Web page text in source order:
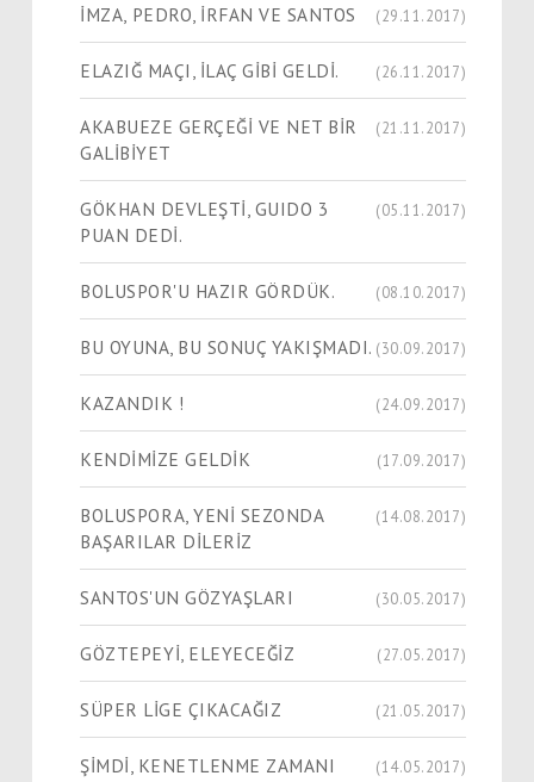
İMZA, PEDRO, İRFAN VE SANTOS (29.11.2017)
ELAZIĞ MAÇI, İLAÇ GİBİ GELDİ. (26.11.2017)
AKABUEZE GERÇEĞİ VE NET BİR
GALİBİYET
(21.11.2017)
GÖKHAN DEVLEŞTİ, GUIDO 3
PUAN DEDİ.
(05.11.2017)
BOLUSPOR'U HAZIR GÖRDÜK. (08.10.2017)
BU OYUNA, BU SONUÇ YAKIŞMADI. (30.09.2017)
KAZANDIK ! (24.09.2017)
KENDİMİZE GELDİK (17.09.2017)
BOLUSPORA, YENİ SEZONDA
BAŞARILAR DİLERİZ
(14.08.2017)
SANTOS'UN GÖZYAŞLARI (30.05.2017)
GÖZTEPEYİ, ELEYECEĞİZ (27.05.2017)
SÜPER LİGE ÇIKACAĞIZ (21.05.2017)
ŞİMDİ, KENETLENME ZAMANI (14.05.2017)